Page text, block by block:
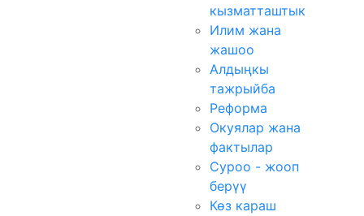
кызматташтык
Илим жана
жашоо
Алдыңкы
тажрыйба
Реформа
Окуялар жана
фактылар
Суроо - жооп
берүү
Көз караш